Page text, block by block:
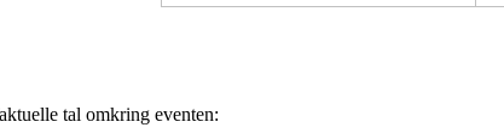
tal omkring eventen: